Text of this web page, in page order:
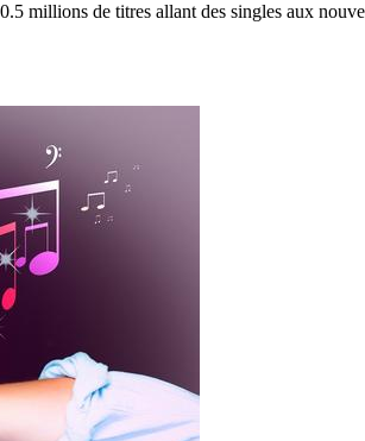
millions de titres allant des singles aux